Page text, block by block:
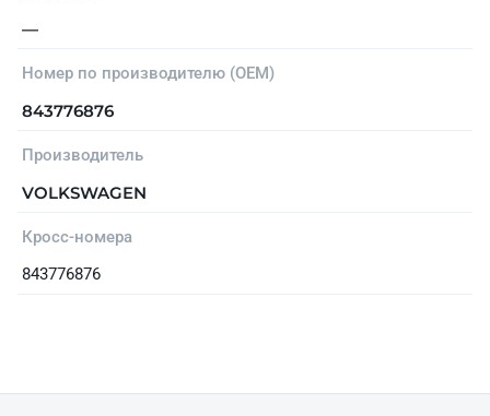
—
Номер по производителю (OEM)
843776876
Производитель
VOLKSWAGEN
Кросс-номера
843776876